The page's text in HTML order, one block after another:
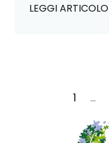
LEGGI ARTICOLO
1 ...